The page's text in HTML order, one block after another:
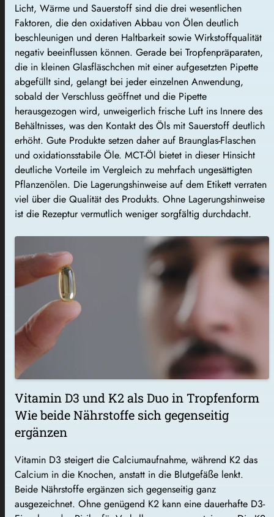
Licht, Wärme und Sauerstoff sind die drei wesentlichen
Faktoren, die den oxidativen Abbau von Ölen deutlich
beschleunigen und deren Haltbarkeit sowie Wirkstoffqualität
negativ beeinflussen können. Gerade bei Tropfenpräparaten,
die in kleinen Glasfläschchen mit einer aufgesetzten Pipette
abgefüllt sind, gelangt bei jeder einzelnen Anwendung,
sobald der Verschluss geöffnet und die Pipette
herausgezogen wird, unweigerlich frische Luft ins Innere des
Behältnisses, was den Kontakt des Öls mit Sauerstoff deutlich
erhöht. Gute Produkte setzen daher auf Braunglas-Flaschen
und oxidationsstabile Öle. MCT-Öl bietet in dieser Hinsicht
deutliche Vorteile im Vergleich zu mehrfach ungesättigten
Pflanzenölen. Die Lagerungshinweise auf dem Etikett verraten
viel über die Qualität des Produkts. Ohne Lagerungshinweise
ist die Rezeptur vermutlich weniger sorgfältig durchdacht.
Vitamin D3 und K2 als Duo in Tropfenform
Wie beide Nährstoffe sich gegenseitig
ergänzen
Vitamin D3 steigert die Calciumaufnahme, während K2 das
Calcium in die Knochen, anstatt in die Blutgefäße lenkt.
Beide Nährstoffe ergänzen sich gegenseitig ganz
ausgezeichnet. Ohne genügend K2 kann eine dauerhafte D3-